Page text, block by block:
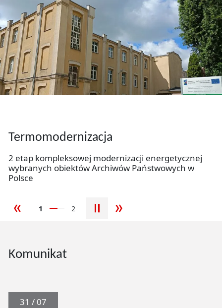
Slider
poprzedni slajd
1 2 następny slajd
Termomodernizacja
2 etap kompleksowej modernizacji energetycznej
wybranych obiektów Archiwów Państwowych w
Polsce
Zobacz, jak dokumenty, fotografie oraz archiwalia
opowiadają historię miasta, regionu i jego
mieszkańców.
więcej
Komunikat
31 / 07